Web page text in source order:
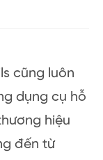
cũng luôn
dụng cụ hỗ
hiệu
đến từ